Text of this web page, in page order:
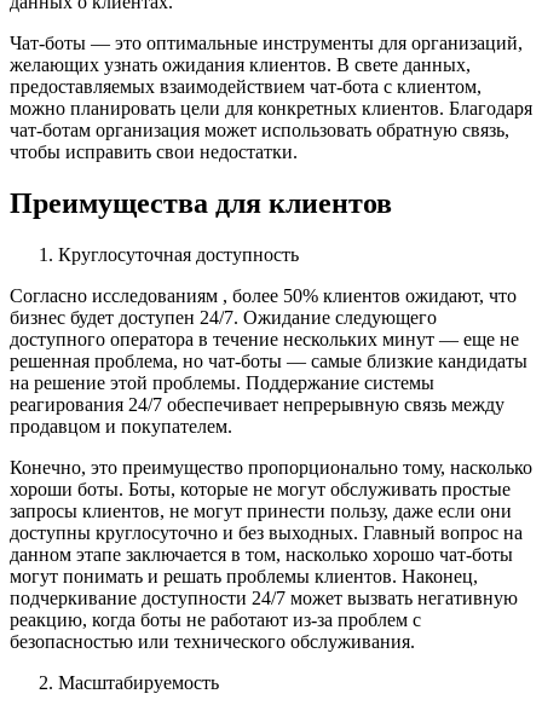
Чат-боты — это оптимальные инструменты для организаций,
желающих узнать ожидания клиентов. В свете данных,
предоставляемых взаимодействием чат-бота с клиентом,
можно планировать цели для конкретных клиентов. Благодаря
чат-ботам организация может использовать обратную связь,
чтобы исправить свои недостатки.
Преимущества для клиентов
Круглосуточная доступность
Согласно исследованиям , более 50% клиентов ожидают, что
бизнес будет доступен 24/7. Ожидание следующего
доступного оператора в течение нескольких минут — еще не
решенная проблема, но чат-боты — самые близкие кандидаты
на решение этой проблемы. Поддержание системы
реагирования 24/7 обеспечивает непрерывную связь между
продавцом и покупателем.
Конечно, это преимущество пропорционально тому, насколько
хороши боты. Боты, которые не могут обслуживать простые
запросы клиентов, не могут принести пользу, даже если они
доступны круглосуточно и без выходных. Главный вопрос на
данном этапе заключается в том, насколько хорошо чат-боты
могут понимать и решать проблемы клиентов. Наконец,
подчеркивание доступности 24/7 может вызвать негативную
реакцию, когда боты не работают из-за проблем с
безопасностью или технического обслуживания.
Масштабируемость